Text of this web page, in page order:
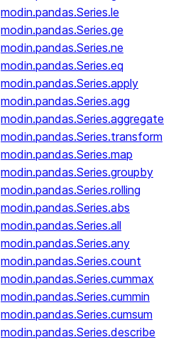
modin.pandas.Series.le
modin.pandas.Series.ge
modin.pandas.Series.ne
modin.pandas.Series.eq
modin.pandas.Series.apply
modin.pandas.Series.agg
modin.pandas.Series.aggregate
modin.pandas.Series.transform
modin.pandas.Series.map
modin.pandas.Series.groupby
modin.pandas.Series.rolling
modin.pandas.Series.abs
modin.pandas.Series.all
modin.pandas.Series.any
modin.pandas.Series.count
modin.pandas.Series.cummax
modin.pandas.Series.cummin
modin.pandas.Series.cumsum
modin.pandas.Series.describe